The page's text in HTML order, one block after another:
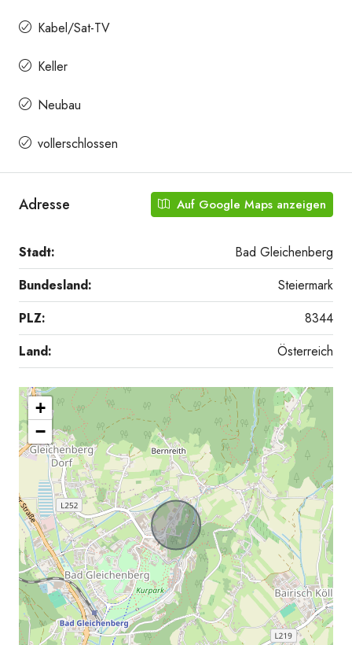
Kabel/Sat-TV
Keller
Neubau
vollerschlossen
Adresse Auf Google Maps anzeigen
Stadt:
Bad Gleichenberg
Bundesland:
Steiermark
PLZ:
8344
Land:
Österreich
+
−